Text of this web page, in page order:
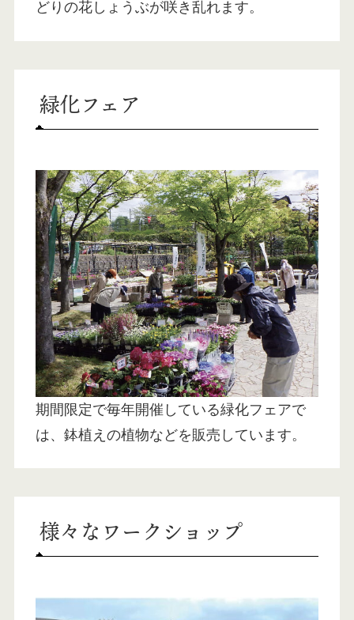
どりの花しょうぶが咲き乱れます。
緑化フェア
期間限定で毎年開催している緑化フェアで
は、鉢植えの植物などを販売しています。
様々なワークショップ